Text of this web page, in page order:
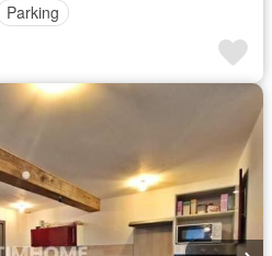
Parking